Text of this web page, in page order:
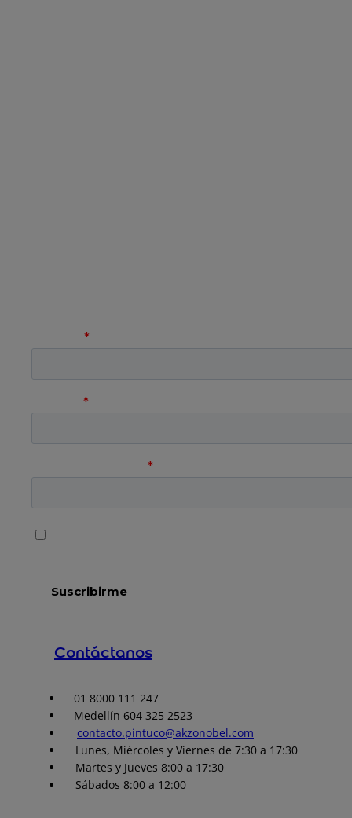
Contáctanos
01 8000 111 247
Medellín 604 325 2523
contacto.pintuco@akzonobel.com
Lunes, Miércoles y Viernes de 7:30 a 17:30
Martes y Jueves 8:00 a 17:30
Sábados 8:00 a 12:00